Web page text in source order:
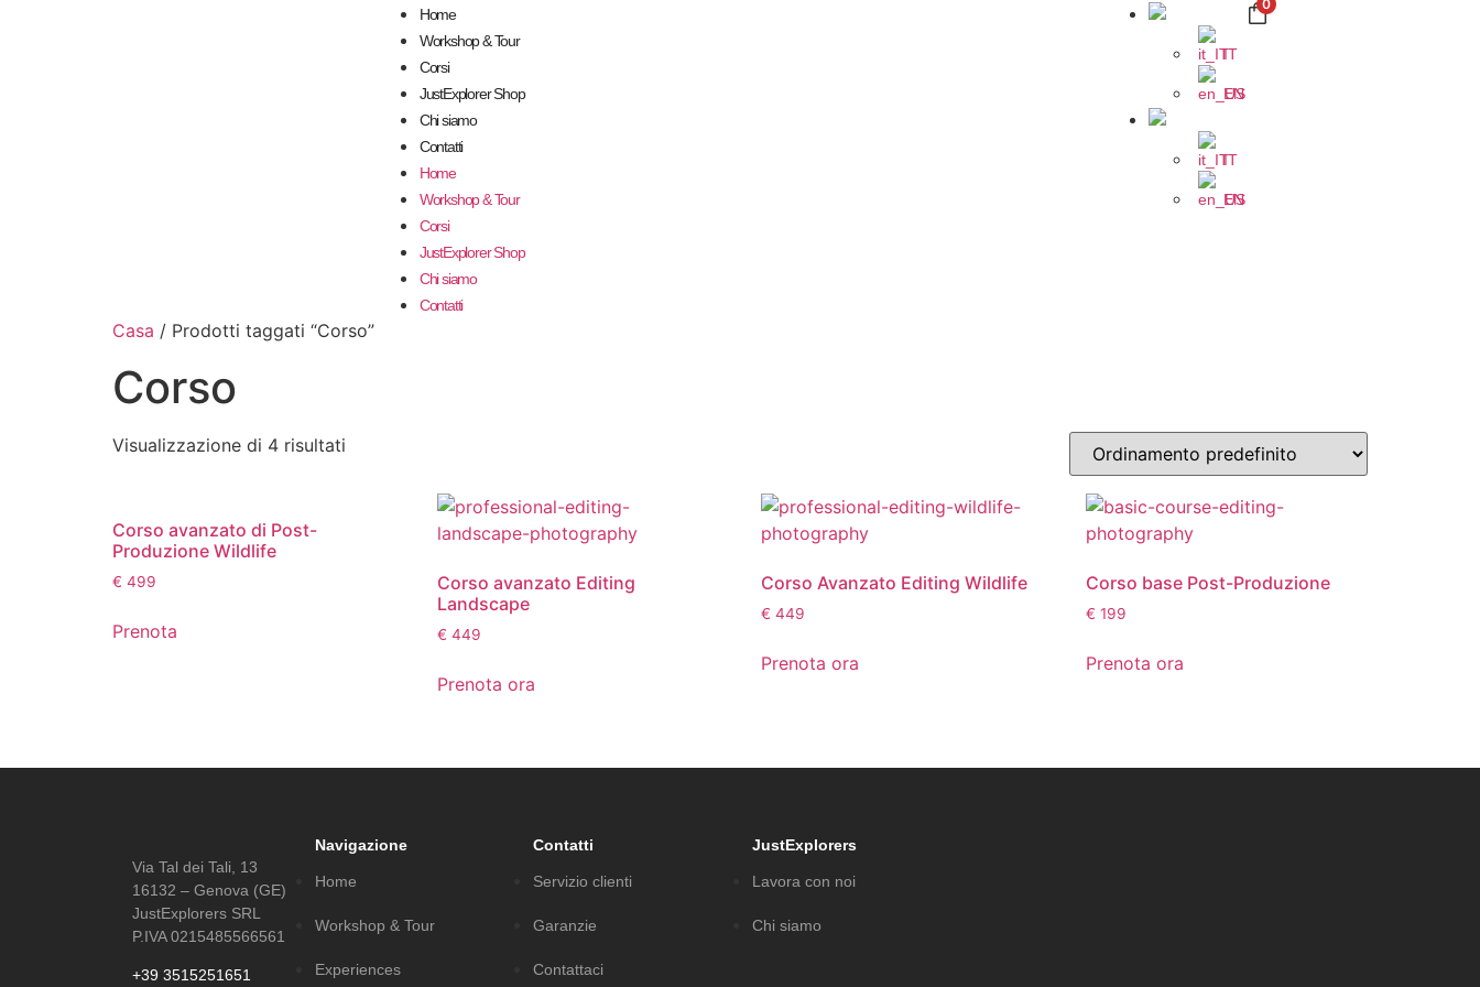
Home
Workshop & Tour
Corsi
JustExplorer Shop
Chi siamo
Contatti
Home
Workshop & Tour
Corsi
JustExplorer Shop
Chi siamo
Contatti
IT
EN
IT
EN
0
Casa / Prodotti taggati “Corso”
Corso
Visualizzazione di 4 risultati
Corso avanzato di Post-
Produzione Wildlife
€ 499
Prenota
Corso avanzato Editing
Landscape
€ 449
Prenota ora
Corso Avanzato Editing Wildlife
€ 449
Prenota ora
Corso base Post-Produzione
€ 199
Prenota ora
Via Tal dei Tali, 13
16132 – Genova (GE)
JustExplorers SRL
P.IVA 0215485566561
+39 3515251651
Navigazione
Home
Workshop & Tour
Experiences
Contatti
Servizio clienti
Garanzie
Contattaci
JustExplorers
Lavora con noi
Chi siamo